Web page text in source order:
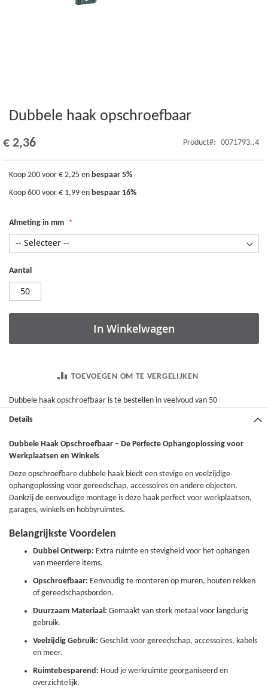
Ga
het
begin
van
de
gallerij
Dubbele haak opschroefbaar
€ 2,36 Product 0071793..4
Koop 200 voor € 2,25 en bespaar 5%
Koop 600 voor € 1,99 en bespaar 16%
Afmeting in mm
Aantal
In Winkelwagen
TOEVOEGEN OM TE VERGELIJKEN
Dubbele haak opschroefbaar is te bestellen in veelvoud van 50
Details
Dubbele Haak Opschroefbaar – De Perfecte Ophangoplossing voor
Werkplaatsen en Winkels
Deze opschroefbare dubbele haak biedt een stevige en veelzijdige
ophangoplossing voor gereedschap, accessoires en andere objecten.
Dankzij de eenvoudige montage is deze haak perfect voor werkplaatsen,
garages, winkels en hobbyruimtes.
Belangrijkste Voordelen
Dubbel Ontwerp: Extra ruimte en stevigheid voor het ophangen
van meerdere items.
Opschroefbaar: Eenvoudig te monteren op muren, houten rekken
of gereedschapsborden.
Duurzaam Materiaal: Gemaakt van sterk metaal voor langdurig
gebruik.
Veelzijdig Gebruik: Geschikt voor gereedschap, accessoires, kabels
en meer.
Ruimtebesparend: Houd je werkruimte georganiseerd en
overzichtelijk.